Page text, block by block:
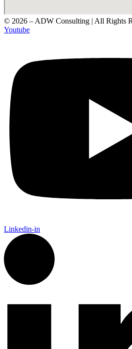
© 2026 – ADW Consulting | All Rights
Youtube
Linkedin-in